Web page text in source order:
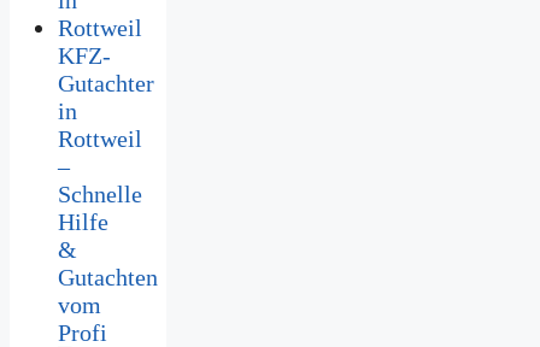
KFZ-
Gutachter
in
Rottweil
–
Schnelle
Hilfe
&
Gutachten
vom
Profi